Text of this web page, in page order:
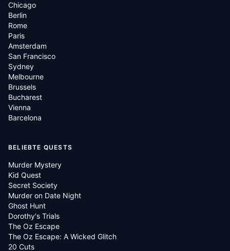
Chicago
Berlin
Rome
Paris
Amsterdam
San Francisco
Sydney
Melbourne
Brussels
Bucharest
Vienna
Barcelona
BELIEBTE QUESTS
Murder Mystery
Kid Quest
Secret Society
Murder on Date Night
Ghost Hunt
Dorothy's Trials
The Oz Escape
The Oz Escape: A Wicked Glitch
20 Cuts